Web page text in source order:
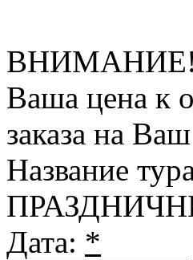
ВНИМАНИЕ!
Ваша цена к
заказа на
Название
Дата: *